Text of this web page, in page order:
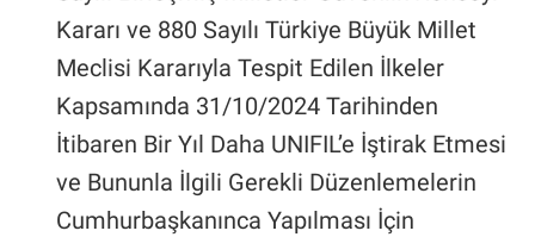
Kararı ve 880 Sayılı Türkiye Büyük Millet
Meclisi Kararıyla Tespit Edilen İlkeler
Kapsamında 31/10/2024 Tarihinden
İtibaren Bir Yıl Daha UNIFIL’e İştirak Etmesi
ve Bununla İlgili Gerekli Düzenlemelerin
Cumhurbaşkanınca Yapılması İçin